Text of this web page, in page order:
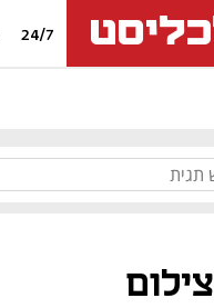
24/7
צילום